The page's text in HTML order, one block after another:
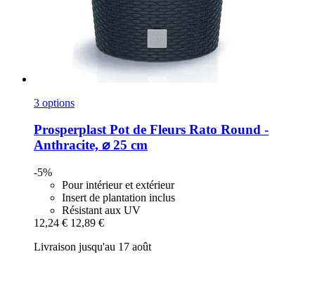
3 options
ProsperplastPot de Fleurs Rato Round -​
Anthracite, ⌀ 25 cm
-5%
Pour intérieur et extérieur
Insert de plantation inclus
Résistant aux UV
12,24 € 12,89 €
Livraison jusqu'au 17 août